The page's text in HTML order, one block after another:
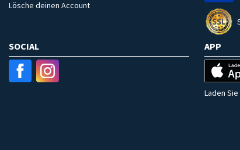
Lösche deinen Account
SOCIAL APP
Laden